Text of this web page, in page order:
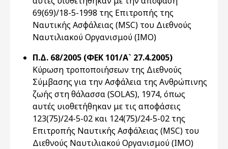
69(69)/18-5-1998 της Επιτροπής της
Ναυτικής Ασφάλειας (MSC) του Διεθνούς
Ναυτιλιακού Οργανισμού (IMO)
Π.Δ. 68/2005 (ΦΕΚ 101/Α` 27.4.2005)
Κύρωση τροποποιήσεων της Διεθνούς
Σύμβασης για την Ασφάλεια της Ανθρώπινης
ζωής στη θάλασσα (SOLAS), 1974, όπως
αυτές υιοθετήθηκαν με τις αποφάσεις
123(75)/24-5-02 και 124(75)/24-5-02 της
Επιτροπής Ναυτικής Ασφάλειας (MSC) του
Διεθνούς Ναυτιλιακού Οργανισμού (IMO)